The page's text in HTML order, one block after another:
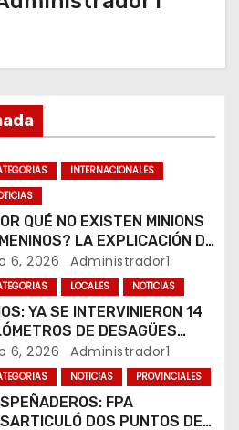
INTERNACIONALES
QUÉ NO EXISTEN MINIONS
LA EXPLICACIÓN DE
CREADOR QUE VOLVIÓ A
6, 2026 Administrador1
LOCALES NOTICIAS
YA SE INTERVINIERON 14
DE DESAGÜES
6, 2026 Administrador1
NOTICIAS PROVINCIALES
FPA
DOS PUNTOS DE